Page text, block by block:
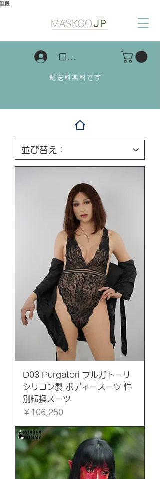
區段
ログイン
配送料無料です
D03 Purgatori プルガトーリ
シリコン製 ボディースーツ 性
別転換スーツ
価格
￥106,250